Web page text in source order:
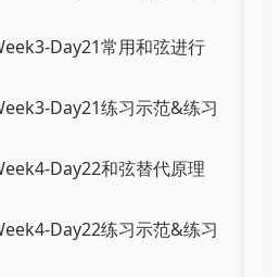
Day21常用和弦进行
Day21练习示范&练习
Day22和弦替代原理
Day22练习示范&练习